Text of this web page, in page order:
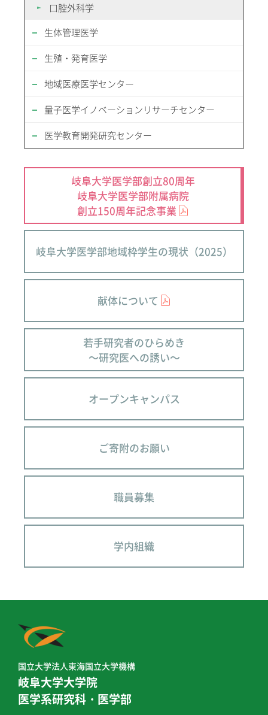
口腔外科学
生体管理医学
生殖・発育医学
地域医療医学センター
量子医学イノベーションリサーチセンター
医学教育開発研究センター
岐阜大学医学部創立80周年
岐阜大学医学部附属病院
創立150周年記念事業
岐阜大学医学部地域枠学生の現状（2025）
献体について
若手研究者のひらめき
～研究医への誘い～
オープンキャンパス
ご寄附のお願い
職員募集
学内組織
国立大学法人東海国立大学機構
岐阜大学大学院
医学系研究科・医学部